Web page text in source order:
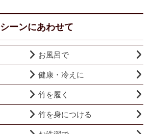
シーンにあわせて
お風呂で
健康・冷えに
竹を履く
竹を身につける